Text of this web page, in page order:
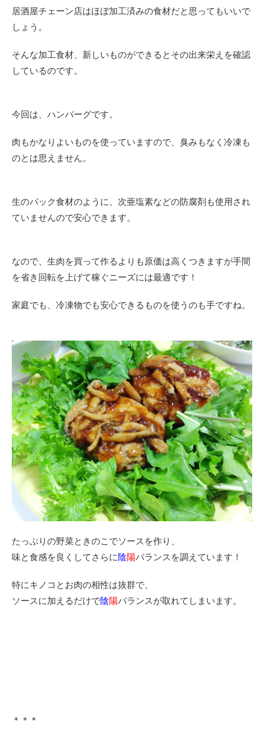
居酒屋チェーン店はほぼ加工済みの食材だと思ってもいいで
しょう。
そんな加工食材、新しいものができるとその出来栄えを確認
しているのです。
今回は、ハンバーグです。
肉もかなりよいものを使っていますので、臭みもなく冷凍も
のとは思えません。
生のパック食材のように、次亜塩素などの防腐剤も使用され
ていませんので安心できます。
なので、生肉を買って作るよりも原価は高くつきますが手間
を省き回転を上げて稼ぐニーズには最適です！
家庭でも、冷凍物でも安心できるものを使うのも手ですね。
たっぷりの野菜ときのこでソースを作り、
味と食感を良くしてさらに陰陽バランスを調えています！
特にキノコとお肉の相性は抜群で、
ソースに加えるだけで陰陽バランスが取れてしまいます。
＊＊＊